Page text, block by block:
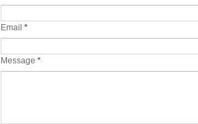
Email *
Message *